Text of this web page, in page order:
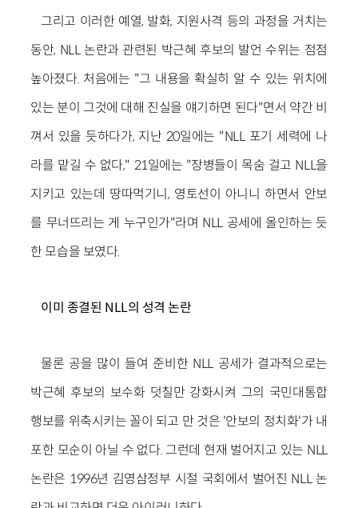
그리고 이러한 예열, 발화, 지원사격 등의 과정을 거치는
동안, NLL 논란과 관련된 박근혜 후보의 발언 수위는 점점
높아졌다. 처음에는 "그 내용을 확실히 알 수 있는 위치에
있는 분이 그것에 대해 진실을 얘기하면 된다"면서 약간 비
껴서 있을 듯하다가, 지난 20일에는 "NLL 포기 세력에 나
라를 맡길 수 없다," 21일에는 "장병들이 목숨 걸고 NLL을
지키고 있는데 땅따먹기니, 영토선이 아니니 하면서 안보
를 무너뜨리는 게 누구인가"라며 NLL 공세에 올인하는 듯
한 모습을 보였다.
이미 종결된 NLL의 성격 논란
물론 공을 많이 들여 준비한 NLL 공세가 결과적으로는
박근혜 후보의 보수화 덧칠만 강화시켜 그의 국민대통합
행보를 위축시키는 꼴이 되고 만 것은 '안보의 정치화'가 내
포한 모순이 아닐 수 없다. 그런데 현재 벌어지고 있는 NLL
논란은 1996년 김영삼정부 시절 국회에서 벌어진 NLL 논